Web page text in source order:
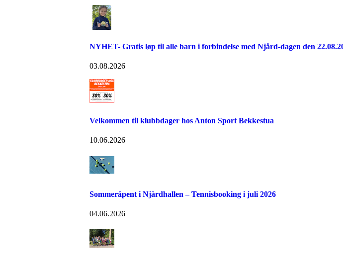
NYHET- Gratis løp til alle barn i forbindelse med Njård-dagen den
03.08.2026
Velkommen til klubbdager hos Anton Sport Bekkestua
10.06.2026
Sommeråpent i Njårdhallen – Tennisbooking i juli 2026
04.06.2026